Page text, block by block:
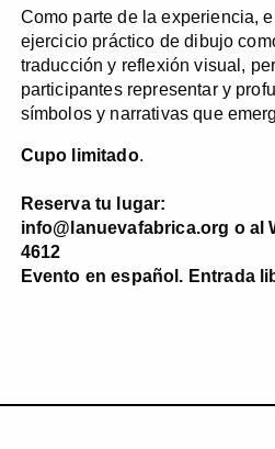
Como parte de la experiencia,
ejercicio práctico de dibujo
traducción y reflexión visual,
participantes representar y
símbolos y narrativas que
Cupo limitado.
Reserva tu lugar:
info@lanuevafabrica.org o al
4612
Evento en español. Entrada